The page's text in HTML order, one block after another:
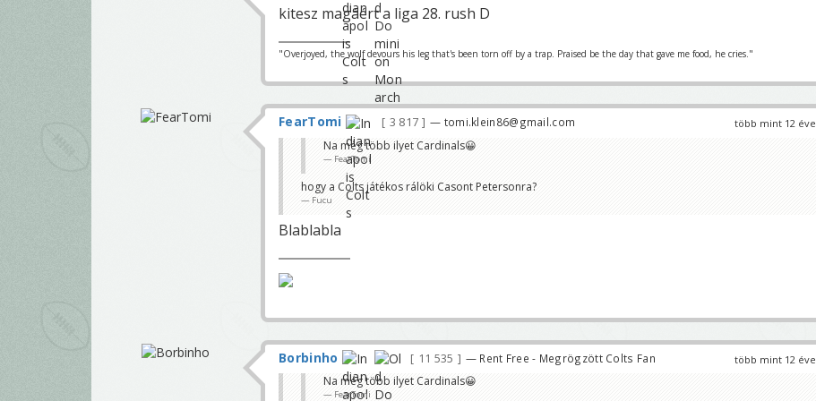
kitesz magáért a liga 28. rush D
"Overjoyed, the wolf devours his leg that's been torn off by a trap. Praised be the day that gave me food, he cries."
több mint 12 éve
FearTomi 3 817 — tomi.klein86@gmail.com
Na még több ilyet Cardinals😀
FearTomi
hogy a Colts játékos rálöki Casont Petersonra?
Fucu
Blablabla
több mint 12 éve
Borbinho 11 535 — Rent Free - Megrögzött Colts Fan
Na még több ilyet Cardinals😀
FearTomi